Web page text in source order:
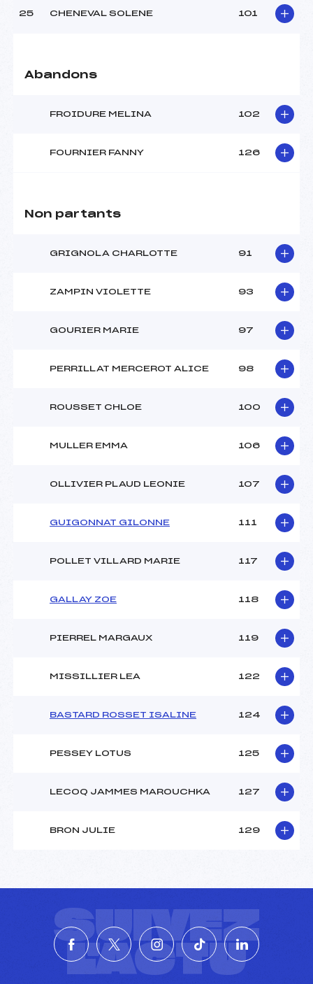
25 CHENEVAL SOLENE 101
Abandons
FROIDURE MELINA 102
FOURNIER FANNY 126
Non partants
GRIGNOLA CHARLOTTE 91
ZAMPIN VIOLETTE 93
GOURIER MARIE 97
PERRILLAT MERCEROT ALICE 98
ROUSSET CHLOE 100
MULLER EMMA 106
OLLIVIER PLAUD LEONIE 107
GUIGONNAT GILONNE 111
POLLET VILLARD MARIE 117
GALLAY ZOE 118
PIERREL MARGAUX 119
MISSILLIER LEA 122
BASTARD ROSSET ISALINE 124
PESSEY LOTUS 125
LECOQ JAMMES MAROUCHKA 127
BRON JULIE 129
SUIVEZ
L'ACTU